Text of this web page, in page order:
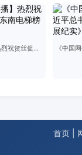
【新丝路企业展播】热烈祝贺丝促会成员单位东南电梯榜上有名！
首页